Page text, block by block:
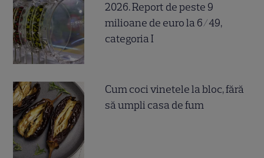
2026. Report de peste 9
milioane de euro la 6/49,
categoria I
Cum coci vinetele la bloc, fără
să umpli casa de fum